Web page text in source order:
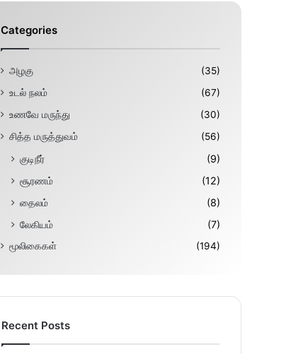
Categories
அழகு
(35)
உடல் நலம்
(67)
உணவே மருந்து
(30)
சித்த மருத்துவம்
(56)
குடிநீர்
(9)
சூரணம்
(12)
தைலம்
(8)
லேகியம்
(7)
மூலிகைகள் (194)
Recent Posts